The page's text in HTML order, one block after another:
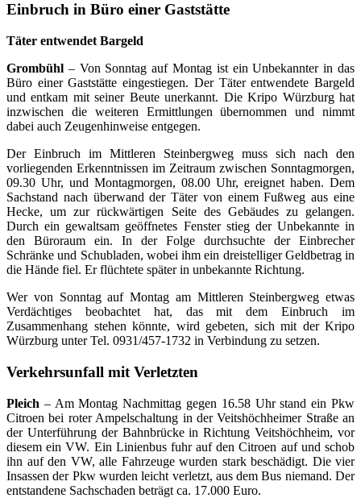
Einbruch in Büro einer Gaststätte
Täter entwendet Bargeld
Grombühl – Von Sonntag auf Montag ist ein Unbekannter in das
Büro einer Gaststätte eingestiegen. Der Täter entwendete Bargeld
und entkam mit seiner Beute unerkannt. Die Kripo Würzburg hat
inzwischen die weiteren Ermittlungen übernommen und nimmt
dabei auch Zeugenhinweise entgegen.
Der Einbruch im Mittleren Steinbergweg muss sich nach den
vorliegenden Erkenntnissen im Zeitraum zwischen Sonntagmorgen,
09.30 Uhr, und Montagmorgen, 08.00 Uhr, ereignet haben. Dem
Sachstand nach überwand der Täter von einem Fußweg aus eine
Hecke, um zur rückwärtigen Seite des Gebäudes zu gelangen.
Durch ein gewaltsam geöffnetes Fenster stieg der Unbekannte in
den Büroraum ein. In der Folge durchsuchte der Einbrecher
Schränke und Schubladen, wobei ihm ein dreistelliger Geldbetrag in
die Hände fiel. Er flüchtete später in unbekannte Richtung.
Wer von Sonntag auf Montag am Mittleren Steinbergweg etwas
Verdächtiges beobachtet hat, das mit dem Einbruch im
Zusammenhang stehen könnte, wird gebeten, sich mit der Kripo
Würzburg unter Tel. 0931/457-1732 in Verbindung zu setzen.
Verkehrsunfall mit Verletzten
Pleich – Am Montag Nachmittag gegen 16.58 Uhr stand ein Pkw
Citroen bei roter Ampelschaltung in der Veitshöchheimer Straße an
der Unterführung der Bahnbrücke in Richtung Veitshöchheim, vor
diesem ein VW. Ein Linienbus fuhr auf den Citroen auf und schob
ihn auf den VW, alle Fahrzeuge wurden stark beschädigt. Die vier
Insassen der Pkw wurden leicht verletzt, aus dem Bus niemand. Der
entstandene Sachschaden beträgt ca. 17.000 Euro.